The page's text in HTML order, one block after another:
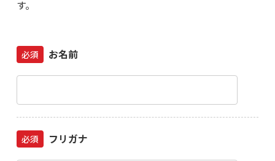
す。
必須 お名前
必須 フリガナ